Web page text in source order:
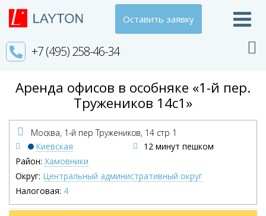
Оставить заявку
+7 (495) 258-46-34
Аренда офисов в особняке «1-й пер.
Тружеников 14с1»
Москва, 1-й пер Тружеников, 14 стр 1
Киевская
12 минут пешком
Район: Хамовники
Округ: Центральный административный округ
Налоговая: 4